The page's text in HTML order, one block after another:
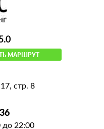
МАРШРУТ
стр. 8
до 22:00